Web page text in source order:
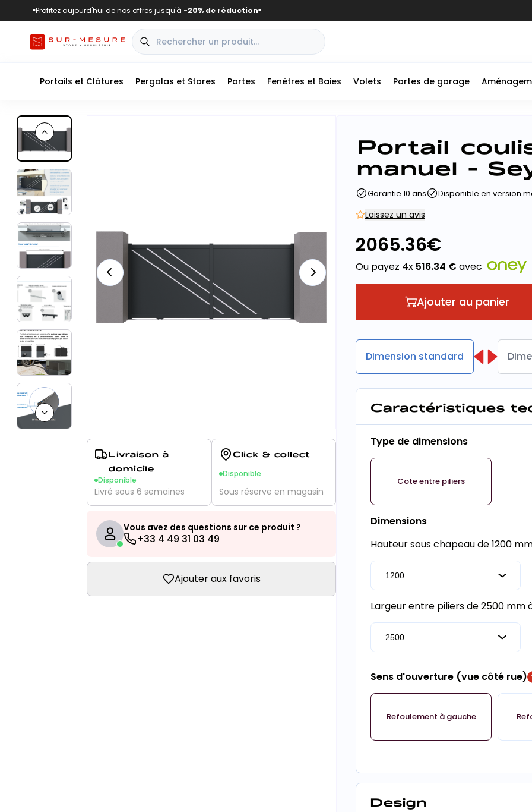
■Profitez aujourd'hui de nos offres jusqu'à -20% de réduction■
Portails et Clôtures Pergolas et Stores Portes Fenêtres et Baies Volets Portes de garage
Previous slide
Next slide
Livraison à
domicile
Disponible
Livré sous 6 semaines
Click & collect
Disponible
Sous réserve en magasin
Vous avez des questions sur ce produit ?
+33 4 49 31 03 49
Ajouter aux favoris
Portail
manuel -
Garantie 10 ans Disponible en version
Laissez un avis
2065.36€
Ou payez 4x 516.34 € avec
Ajouter au panier
Dimension standard
Caractéristiques
Type de dimensions
Cote entre piliers
Dimensions
Hauteur sous chapeau de 1200
Largeur entre piliers de 2500 mm
Sens d'ouverture (vue côté rue)
Refoulement à gauche
Design